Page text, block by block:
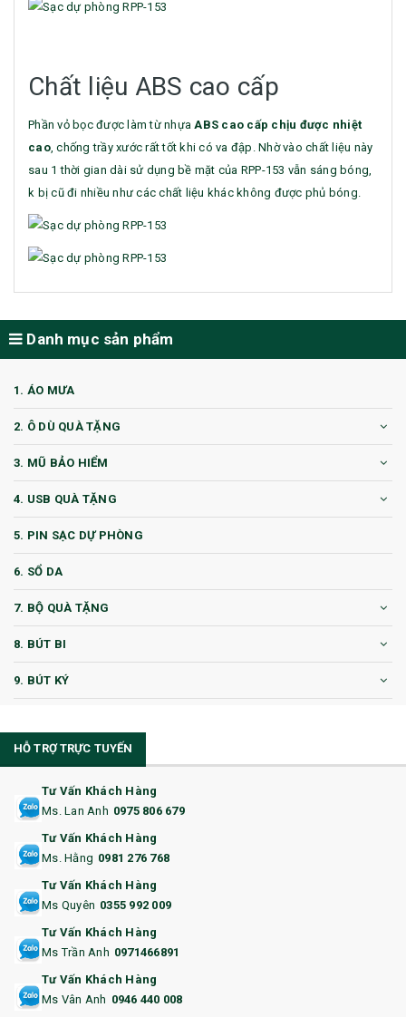
Chất liệu ABS cao cấp
Phần vỏ bọc được làm từ nhựa ABS cao cấp chịu được nhiệt
cao, chống trầy xước rất tốt khi có va đập. Nhờ vào chất liệu này
sau 1 thời gian dài sử dụng bề mặt của RPP-153 vẫn sáng bóng,
k bị cũ đi nhiều như các chất liệu khác không được phủ bóng.
Danh mục sản phẩm
1. ÁO MƯA
2. Ô DÙ QUÀ TẶNG
3. MŨ BẢO HIỂM
4. USB QUÀ TẶNG
5. PIN SẠC DỰ PHÒNG
6. SỔ DA
7. BỘ QUÀ TẶNG
8. BÚT BI
9. BÚT KÝ
11. CỐC/BÌNH GIỮ NHIỆT
12. BÌNH NƯỚC
13. QUÀ TẶNG CAO CẤP
14. HỘP/VÍ ĐỰNG NAMECARD
15. BỘ BẤM MÓNG
16. BAO HỘ CHIẾU
18. ẤM CHÉN QUÀ TẶNG
HỖ TRỢ TRỰC TUYẾN
Tư Vấn Khách Hàng
Ms. Lan Anh 0975 806 679
Tư Vấn Khách Hàng
Ms. Hằng 0981 276 768
Tư Vấn Khách Hàng
Ms Quyên 0355 992 009
Tư Vấn Khách Hàng
Ms Trần Anh 0971466891
Tư Vấn Khách Hàng
Ms Vân Anh 0946 440 008